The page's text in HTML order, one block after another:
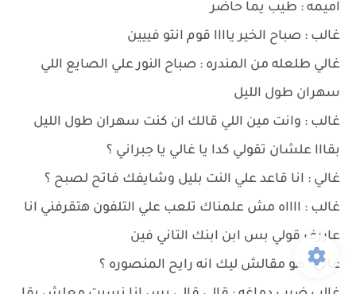
اميمه : طيب يما حاضر
غالب : صباح الخير ياااا قوم انتو فييين
غالي طلعله من المندره : صباح النور علي الصايع اللي
سهران طول الليل
غالب : وانت مين اللي قالك ان كنت سهران طول الليل
بقااا علشان تقولي كدا يا غالي يا جبراني ؟
غالي : انا قاعد علي النت بليل وشايفك فاتح لصبح ؟
غالب : ااااه مش علمناك تلعب علي التلفون هتقرفني انا
عاررف قولي بس ابن ابنك التاني فين
غالي : هو مقالش ليك انه رايح المنصوره ؟